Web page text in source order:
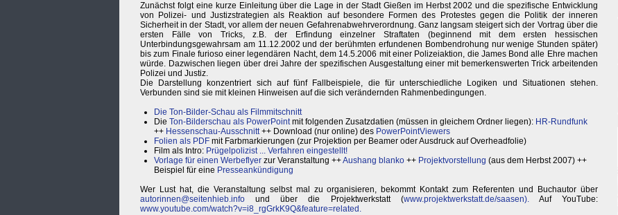
Zunächst folgt eine kurze Einleitung über die Lage in der Stadt Gießen im Herbst 2002 und die spezifische Entwicklung
von Polizei- und Justizstrategien als Reaktion auf besondere Formen des Protestes gegen die Politik der inneren
Sicherheit in der Stadt, vor allem der neuen Gefahrenabwehrverordnung. Ganz langsam steigert sich der Vortrag über die
ersten Fälle von Tricks, z.B. der Erfindung einzelner Straftaten (beginnend mit dem ersten hessischen
Unterbindungsgewahrsam am 11.12.2002 und der berühmten erfundenen Bombendrohung nur wenige Stunden später)
bis zum Finale furioso einer legendären Nacht, dem 14.5.2006 mit einer Polizeiaktion, die James Bond alle Ehre machen
würde. Dazwischen liegen über drei Jahre der spezifischen Ausgestaltung einer mit bemerkenswerten Trick arbeitenden
Polizei und Justiz.
Die Darstellung konzentriert sich auf fünf Fallbeispiele, die für unterschiedliche Logiken und Situationen stehen.
Verbunden sind sie mit kleinen Hinweisen auf die sich verändernden Rahmenbedingungen.
Die Ton-Bilder-Schau als Filmmitschnitt
Die Ton-Bilderschau als PowerPointmit folgenden Zusatzdatien (müssen in gleichem Ordner liegen): HR-Rundfunk
++ Hessenschau-Ausschnitt++ Download (nur online) des PowerPointViewers
Folien als PDF mit Farbmarkierungen (zur Projektion per Beamer oder Ausdruck auf Overheadfolie)
Film als Intro: Prügelpolizist ... Verfahren eingestellt!
Vorlage für einen Werbeflyer zur Veranstaltung ++Aushang blanko ++ Projektvorstellung (aus dem Herbst 2007) ++
Beispiel für eine Presseankündigung
Wer Lust hat, die Veranstaltung selbst mal zu organisieren, bekommt Kontakt zum Referenten und Buchautor über
autorinnen@seitenhieb.info und über die Projektwerkstatt (www.projektwerkstatt.de/saasen).Auf YouTube:
www.youtube.com/watch?v=i8_rgGrkK9Q&feature=related.